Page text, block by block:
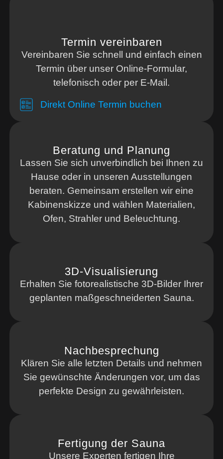
Termin vereinbaren
Vereinbaren Sie schnell und einfach einen
Termin über unser Online-Formular,
telefonisch oder per E-Mail.
Direkt Online Termin buchen
Beratung und Planung
Lassen Sie sich unverbindlich bei Ihnen zu
Hause oder in unseren Ausstellungen
beraten. Gemeinsam erstellen wir eine
Kabinenskizze und wählen Materialien,
Ofen, Strahler und Beleuchtung.
3D-Visualisierung
Erhalten Sie fotorealistische 3D-Bilder Ihrer
geplanten maßgeschneiderten Sauna.
Nachbesprechung
Klären Sie alle letzten Details und nehmen
Sie gewünschte Änderungen vor, um das
perfekte Design zu gewährleisten.
Fertigung der Sauna
Unsere Experten fertigen Ihre